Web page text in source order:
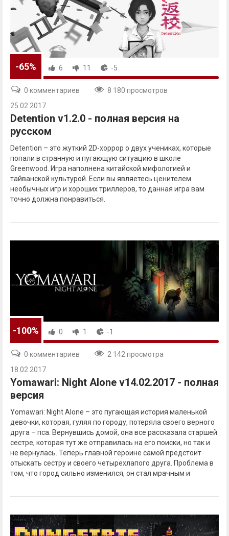
-65% 6 11 -5
0 комментариев
8 180 просмотров
25.02.2017
Detention v1.2.0 - полная версия на
русском
Detention – это жуткий 2D-хоррор о двух учениках, которые
попали в странную и пугающую ситуацию в школе
Greenwood. Игра наполнена китайской мифологией и
тайванской культурой. Если вы являетесь ценителем
необычных игр и хороших триллеров, то данная игра вам
точно должна понравиться.
-100% 0 1 -1
0 комментариев
2 142 просмотра
18.02.2017
Yomawari: Night Alone v14.02.2017 - полная
версия
Yomawari: Night Alone – это пугающая история маленькой
девочки, которая, гуляя по городу, потеряла своего верного
друга – пса. Вернувшись домой, она все рассказала старшей
сестре, которая тут же отправилась на его поиски, но так и
не вернулась. Теперь главной героине самой предстоит
отыскать сестру и своего четырехлапого друга. Проблема в
том, что город сильно изменился, он стал мрачным и